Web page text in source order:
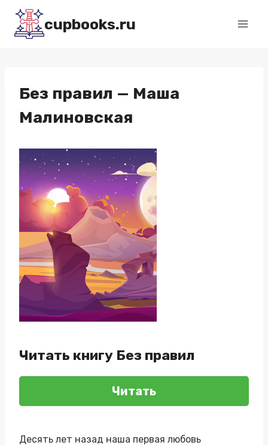
Перейти
содержимому
cupbooks.ru
Без правил — Маша
Малиновская
Читать книгу Без правил
Читать
Десять лет назад наша первая любовь